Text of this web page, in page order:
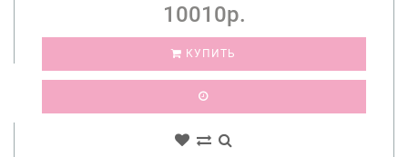
10010р.
КУПИТЬ